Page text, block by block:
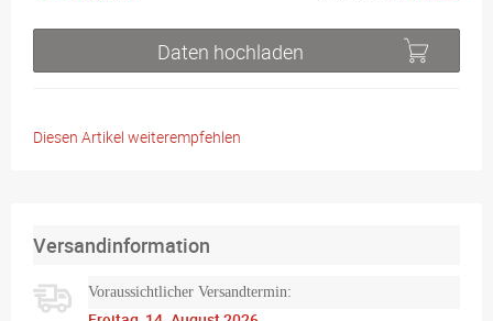
Daten hochladen
Diesen Artikel weiterempfehlen
Versandinformation
Voraussichtlicher Versandtermin: